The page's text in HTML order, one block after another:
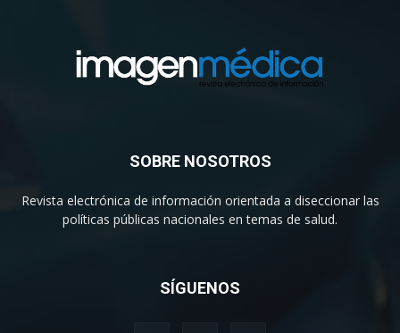
SOBRE NOSOTROS
Revista electrónica de información orientada a diseccionar las
políticas públicas nacionales en temas de salud.
SÍGUENOS